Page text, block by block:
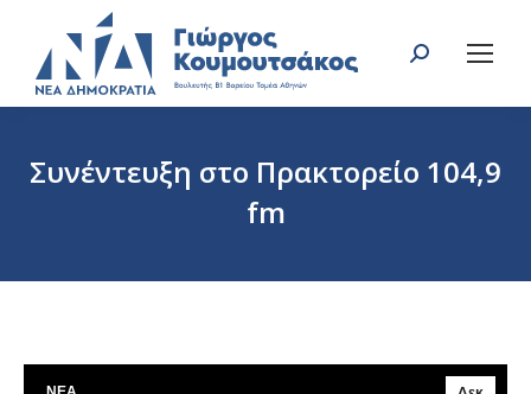
Search:
Συνέντευξη στο Πρακτορείο 104,9
fm